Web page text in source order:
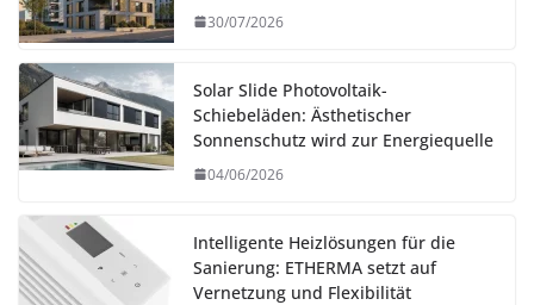
30/07/2026
Solar Slide Photovoltaik-
Schiebeläden: Ästhetischer
Sonnenschutz wird zur Energiequelle
04/06/2026
Intelligente Heizlösungen für die
Sanierung: ETHERMA setzt auf
Vernetzung und Flexibilität